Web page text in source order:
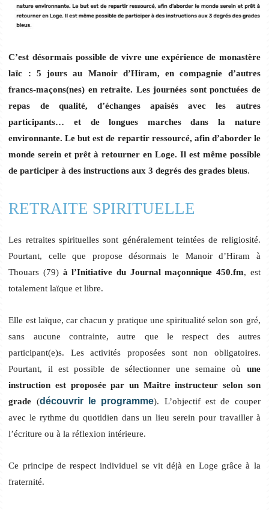
C’est désormais possible de vivre une expérience de monastère
laïc : 5 jours au Manoir d’Hiram, en compagnie d’autres
francs-maçons(nes) en retraite. Les journées sont ponctuées de
repas de qualité, d’échanges apaisés avec les autres
participants… et de longues marches dans la nature
environnante. Le but est de repartir ressourcé, afin d’aborder le
monde serein et prêt à retourner en Loge. Il est même possible
de participer à des instructions aux 3 degrés des grades bleus.
RETRAITE SPIRITUELLE
Les retraites spirituelles sont généralement teintées de religiosité.
Pourtant, celle que propose désormais le Manoir d’Hiram à
Thouars (79) à l’Initiative du Journal maçonnique 450.fm, est
totalement laïque et libre.
Elle est laïque, car chacun y pratique une spiritualité selon son gré,
sans aucune contrainte, autre que le respect des autres
participant(e)s. Les activités proposées sont non obligatoires.
Pourtant, il est possible de sélectionner une semaine où une
instruction est proposée par un Maître instructeur selon son
grade (découvrir le programme). L’objectif est de couper
avec le rythme du quotidien dans un lieu serein pour travailler à
l’écriture ou à la réflexion intérieure.
Ce principe de respect individuel se vit déjà en Loge grâce à la
fraternité.